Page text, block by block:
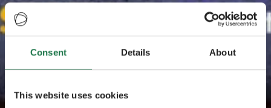
Consent Details About
This website uses cookies